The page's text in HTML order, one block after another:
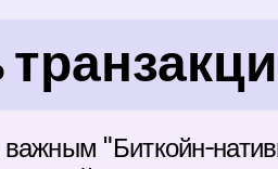
важным "Биткойн-